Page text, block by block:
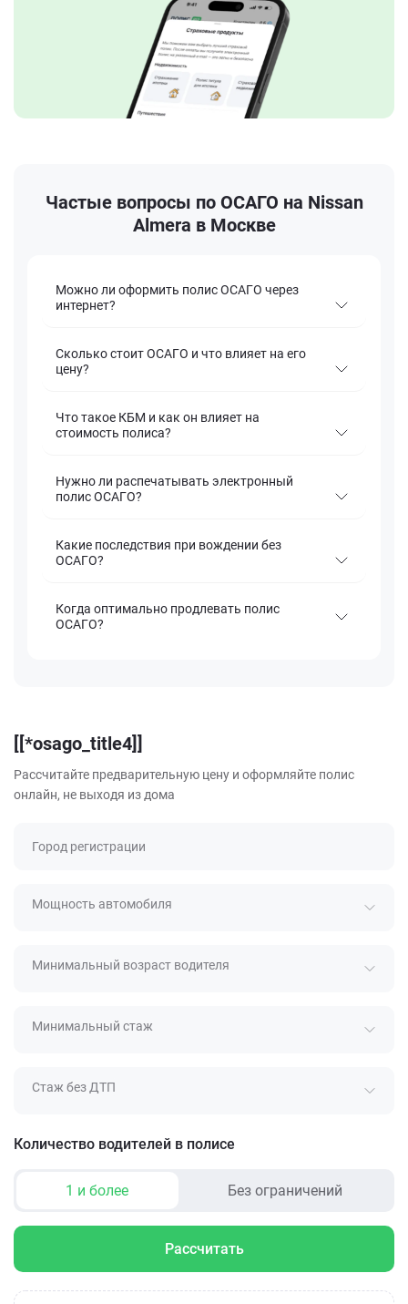
Частые вопросы по ОСАГО на Nissan
Almera в Москве
Можно ли оформить полис ОСАГО через
интернет?
Сколько стоит ОСАГО и что влияет на его
цену?
Что такое КБМ и как он влияет на
стоимость полиса?
Нужно ли распечатывать электронный
полис ОСАГО?
Какие последствия при вождении без
ОСАГО?
Когда оптимально продлевать полис
ОСАГО?
[[*osago_title4]]
Рассчитайте предварительную цену и оформляйте полис
онлайн, не выходя из дома
Город регистрации
Мощность автомобиля
Минимальный возраст водителя
Минимальный стаж
Стаж без ДТП
Количество водителей в полисе
1 и более Без ограничений
Рассчитать